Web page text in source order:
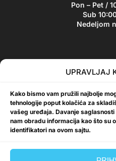
UPRAVLJAJ
Kako bismo vam pružili najbolje
tehnologije poput kolačića za
vašeg uređaja. Davanje
nam obradu informacija kao što su
identifikatori na ovom sajtu.
Pon – Pet /
Sub
Nedeljom
Bikesport
akcijama i